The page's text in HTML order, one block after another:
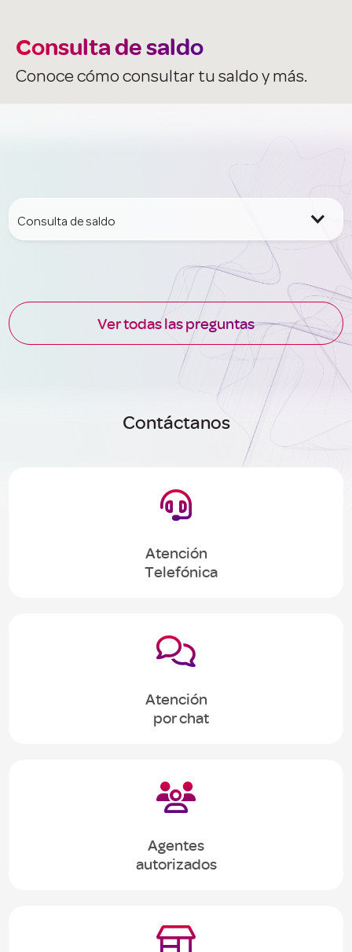
Consulta de saldo
Conoce cómo consultar tu saldo y más.
Consulta de saldo
Ver todas las preguntas
Contáctanos

Atención
Telefónica

Atención
por chat

Agentes
autorizados
